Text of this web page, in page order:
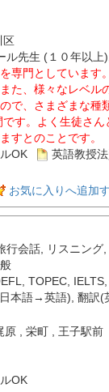
区
ル先生 (１０年以
専門としています
た、様々なレベル
で、さまざまな種
す。よく生徒さ
すとのことです。
OK 英語教授
お気に入りへ追加
行会話, リスニング,
TOPEC, IELTS,
本語→英語) 翻訳(
原 , 栄町 , 王子駅
OK